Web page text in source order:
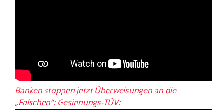
Banken stoppen jetzt Überweisungen an die
„Falschen“: Gesinnungs-TÜV: